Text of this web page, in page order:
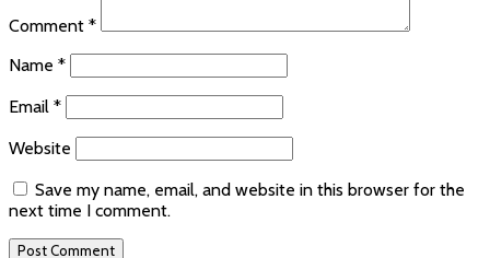
Comment *
Name *
Email *
Website
Save my name, email, and website in this browser for the
next time I comment.